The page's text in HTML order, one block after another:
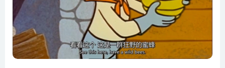
15. 钻石树结出钻石
16. 菲力猫被发射到太空
17. 众人为菲力猫过生日
18. 能找到金矿的竖琴